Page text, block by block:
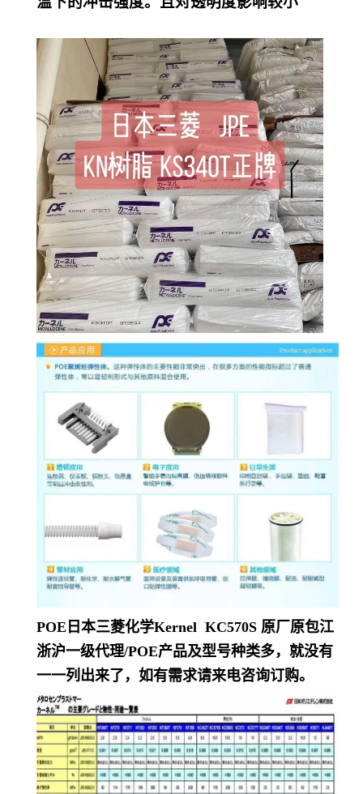
POE日本三菱化学Kernel KC570S 原厂原包江
浙沪一级代理/POE产品及型号种类多，就没有
一一列出来了，如有需求请来电咨询订购。